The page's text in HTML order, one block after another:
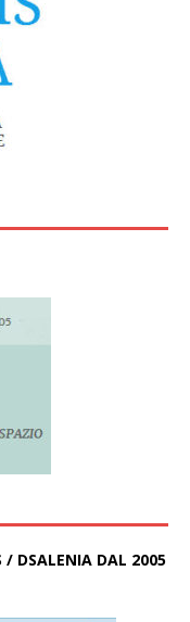
/ DSALENIA DAL 2005